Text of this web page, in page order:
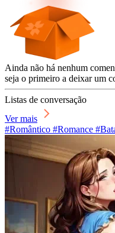
Ainda não há nenhum
seja o primeiro a deixar um
Listas de conversação
Ver mais
#Romântico #Romance